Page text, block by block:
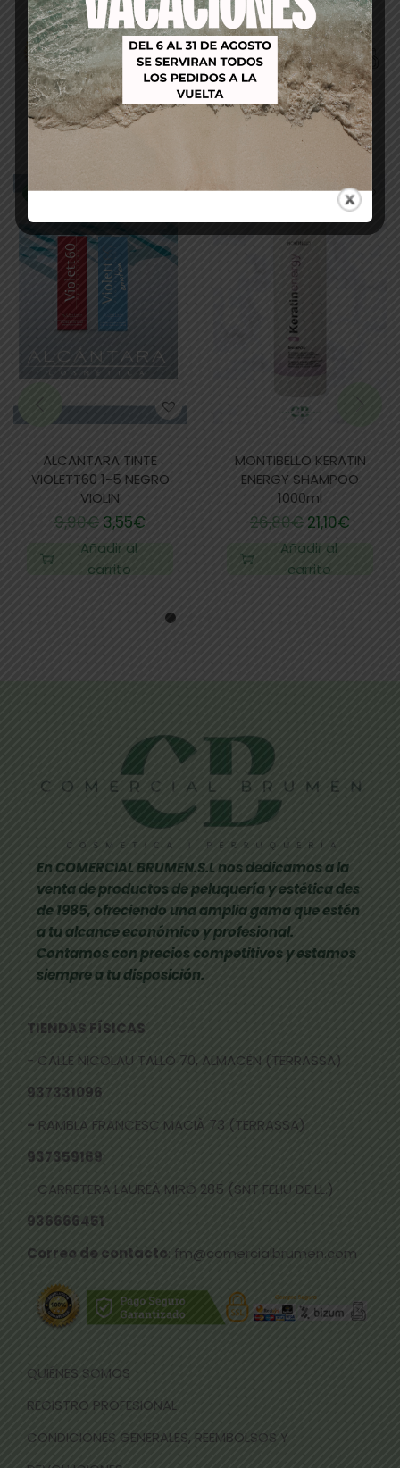
Productos relacionados
-64%
ALCANTARA TINTE
VIOLETT60 1-5 NEGRO
VIOLIN
9,90€ 3,55€
Añadir al
carrito
-21%
MONTIBELLO KERATIN
ENERGY SHAMPOO
1000ml
26,80€ 21,10€
Añadir al
carrito
En COMERCIAL BRUMEN.S.L nos dedicamos a la
venta de productos de peluquería y estética des
de 1985, ofreciendo una amplia gama que estén
a tu alcance económico y profesional.
Contamos con precios competitivos y estamos
siempre a tu disposición.
TIENDAS FÍSICAS
- CALLE NICOLAU TALLÓ 70, ALMACÉN (TERRASSA)
937331096
- RAMBLA FRANCESC MACIÀ 73 (TERRASSA)
937359169
- CARRETERA LAUREÀ MIRÓ 285 (SNT FELIU DE LL.)
936666451
Correo de contacto: fm@comercialbrumen.com
QUIÉNES SOMOS
REGISTRO PROFESIONAL
CONDICIONES GENERALES, REEMBOLSOS Y